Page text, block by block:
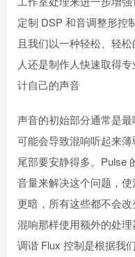
定制 DSP 和音调整形控
且我们以一种轻松、轻
人还是制作人快速取得
计自己的声音
声音的初始部分通常是
可能会导致混响听起来
尾部要安静得多。Pulse
音量来解决这个问题，使
更暗，所有这些都不会
混响那样使用额外的处
调谐 Flux 控制是根据我